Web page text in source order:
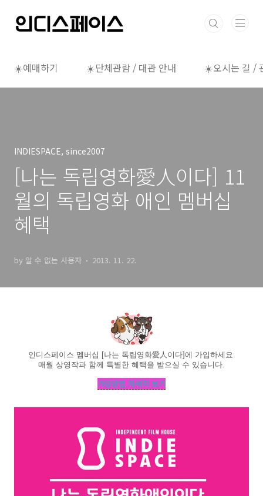
☀️예매하기 ☀️단체관람 / 대관 안내 ☀️오시는 길 /
INDIESPACE, since2007
[나는 독립영화愛人이다] 11
월의 독립영화 애인 멤버십
혜택
by 알 수 없는 사용자 2013. 11. 22.
인디스페이스 멤버십 [나는 독립영화愛人이다]에 가입하세요.
매월 상영작과 함께 특별한 혜택을 받으실 수 있습니다.
가입방법 자세히 보기